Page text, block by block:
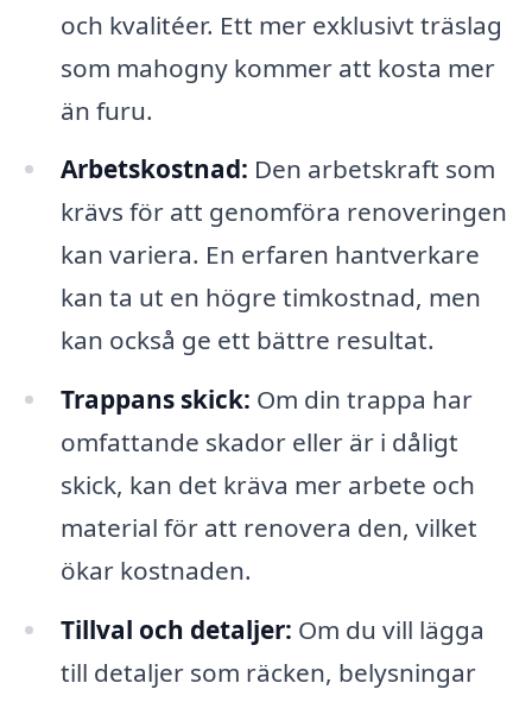
och kvalitéer. Ett mer exklusivt träslag
som mahogny kommer att kosta mer
än furu.
Arbetskostnad: Den arbetskraft som
krävs för att genomföra renoveringen
kan variera. En erfaren hantverkare
kan ta ut en högre timkostnad, men
kan också ge ett bättre resultat.
Trappans skick: Om din trappa har
omfattande skador eller är i dåligt
skick, kan det kräva mer arbete och
material för att renovera den, vilket
ökar kostnaden.
Tillval och detaljer: Om du vill lägga
till detaljer som räcken, belysningar